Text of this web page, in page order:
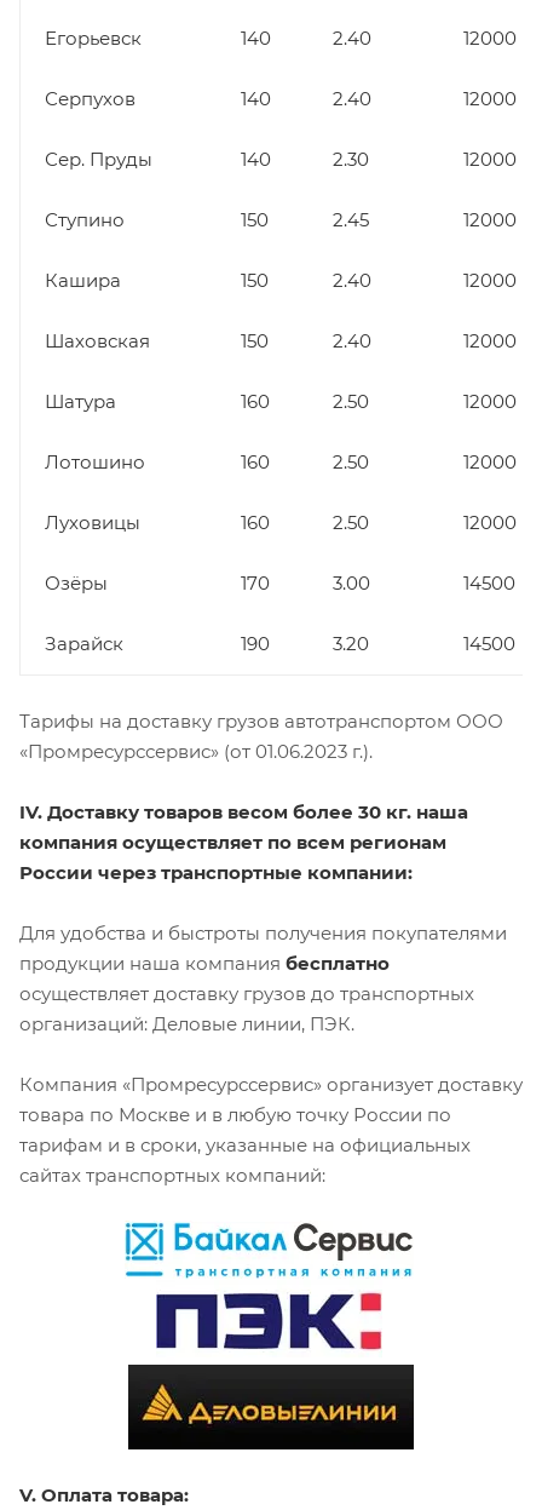
Егорьевск 140 2.40 12000
Серпухов 140 2.40 12000
Сер. Пруды 140 2.30 12000
Ступино 150 2.45 12000
Кашира 150 2.40 12000
Шаховская 150 2.40 12000
Шатура 160 2.50 12000
Лотошино 160 2.50 12000
Луховицы 160 2.50 12000
Озёры 170 3.00 14500
Зарайск 190 3.20 14500
Тарифы на доставку грузов автотранспортом ООО
«Промресурссервис» (от 01.06.2023 г.).
IV. Доставку товаров весом более 30 кг. наша
компания осуществляет по всем регионам
России через транспортные компании:
Для удобства и быстроты получения покупателями
продукции наша компания бесплатно
осуществляет доставку грузов до транспортных
организаций: Деловые линии, ПЭК.
Компания «Промресурссервис» организует доставку
товара по Москве и в любую точку России по
тарифам и в сроки, указанные на официальных
сайтах транспортных компаний:
V. Оплата товара: